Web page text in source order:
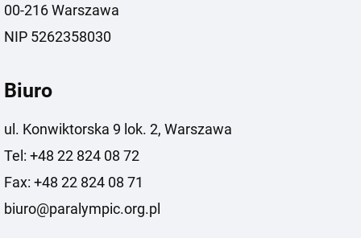
00-216 Warszawa
NIP 5262358030
Biuro
ul. Konwiktorska 9 lok. 2, Warszawa
Tel: +48 22 824 08 72
Fax: +48 22 824 08 71
biuro@paralympic.org.pl